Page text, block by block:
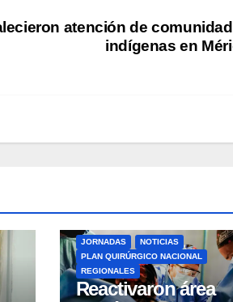
atención de
indígenas en
JORNADAS
NOTICIAS
PLAN QUIRÚRGICO NACIONAL
REGIONALES
Reactivaron área